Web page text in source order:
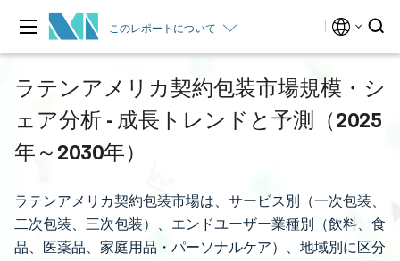
このレポートについて
ラテンアメリカ契約包装市場規模・シ
ェア分析 - 成長トレンドと予測（2025
年～2030年）
ラテンアメリカ契約包装市場は、サービス別（一次包装、
二次包装、三次包装）、エンドユーザー業種別（飲料、食
品、医薬品、家庭用品・パーソナルケア）、地域別に区分